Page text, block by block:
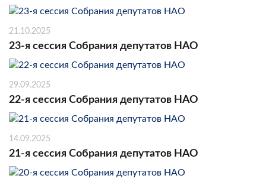
21.10.2025
23-я сессия Собрания депутатов НАО
29.09.2025
22-я сессия Собрания депутатов НАО
14.09.2025
21-я сессия Собрания депутатов НАО